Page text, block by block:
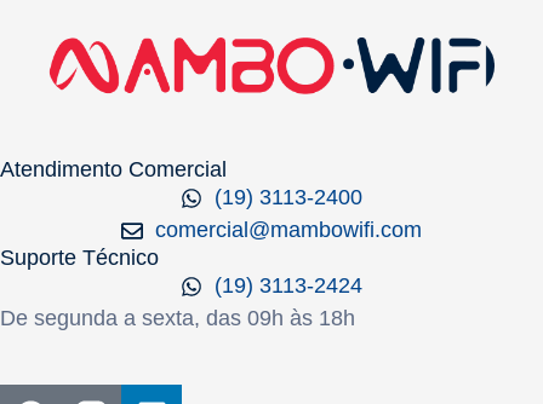
Atendimento Comercial
(19) 3113-2400
comercial@mambowifi.com
Suporte Técnico
(19) 3113-2424
De segunda a sexta, das 09h às 18h